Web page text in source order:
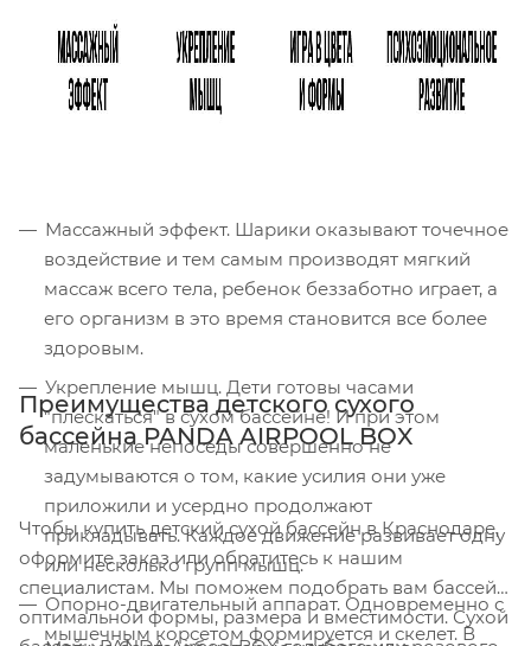
Массажный эффект. Шарики оказывают точечное
воздействие и тем самым производят мягкий
массаж всего тела, ребенок беззаботно играет, а
его организм в это время становится все более
здоровым.
Укрепление мышц. Дети готовы часами
"плескаться" в сухом бассейне! И при этом
маленькие непоседы совершенно не
задумываются о том, какие усилия они уже
приложили и усердно продолжают
прикладывать. Каждое движение развивает одну
или несколько групп мышц.
Опорно-двигательный аппарат. Одновременно с
мышечным корсетом формируется и скелет. В
Преимущества детского сухого
бассейна PANDA AIRPOOL BOX
Чтобы купить детский сухой бассейн в Краснодаре,
оформите заказ или обратитесь к нашим
специалистам. Мы поможем подобрать вам бассейн
оптимальной формы, размера и вместимости. Сухой